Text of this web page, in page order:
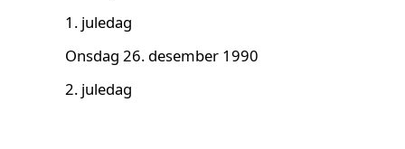
1. juledag
Onsdag 26. desember 1990
2. juledag